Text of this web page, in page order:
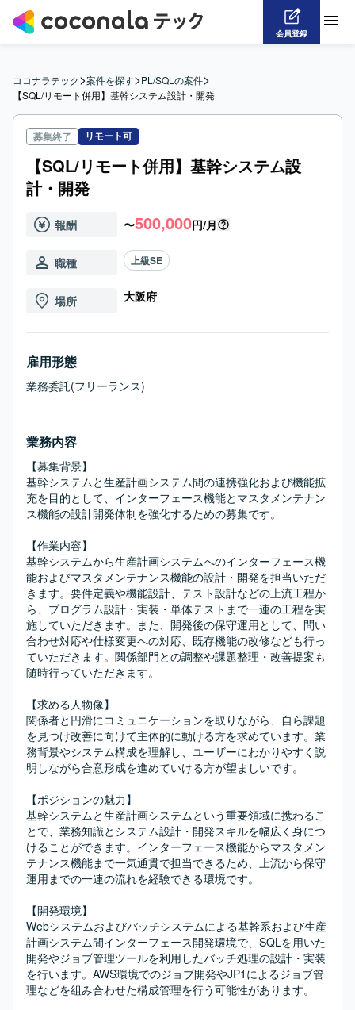
会員登録
ココナラテック>案件を探す>PL/SQLの案件>
【SQL/リモート併用】基幹システム設計・開発
募集終了 リモート可
【SQL/リモート併用】基幹システム設
計・開発
報酬 〜500,000円/月
職種 上級SE
場所 大阪府
雇用形態
業務委託(フリーランス)
業務内容
【募集背景】
基幹システムと生産計画システム間の連携強化および機能拡
充を目的として、インターフェース機能とマスタメンテナン
ス機能の設計開発体制を強化するための募集です。
【作業内容】
基幹システムから生産計画システムへのインターフェース機
能およびマスタメンテナンス機能の設計・開発を担当いただ
きます。要件定義や機能設計、テスト設計などの上流工程か
ら、プログラム設計・実装・単体テストまで一連の工程を実
施していただきます。また、開発後の保守運用として、問い
合わせ対応や仕様変更への対応、既存機能の改修なども行っ
ていただきます。関係部門との調整や課題整理・改善提案も
随時行っていただきます。
【求める人物像】
関係者と円滑にコミュニケーションを取りながら、自ら課題
を見つけ改善に向けて主体的に動ける方を求めています。業
務背景やシステム構成を理解し、ユーザーにわかりやすく説
明しながら合意形成を進めていける方が望ましいです。
【ポジションの魅力】
基幹システムと生産計画システムという重要領域に携わるこ
とで、業務知識とシステム設計・開発スキルを幅広く身につ
けることができます。インターフェース機能からマスタメン
テナンス機能まで一気通貫で担当できるため、上流から保守
運用までの一連の流れを経験できる環境です。
【開発環境】
Webシステムおよびバッチシステムによる基幹系および生産
計画システム間インターフェース開発環境で、SQLを用いた
開発やジョブ管理ツールを利用したバッチ処理の設計・実装
を行います。AWS環境でのジョブ開発やJP1によるジョブ管
理などを組み合わせた構成管理を行う可能性があります。